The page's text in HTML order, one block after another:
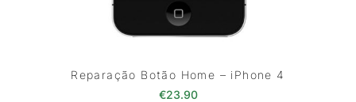
Reparação Botão Home – iPhone 4
€23.90